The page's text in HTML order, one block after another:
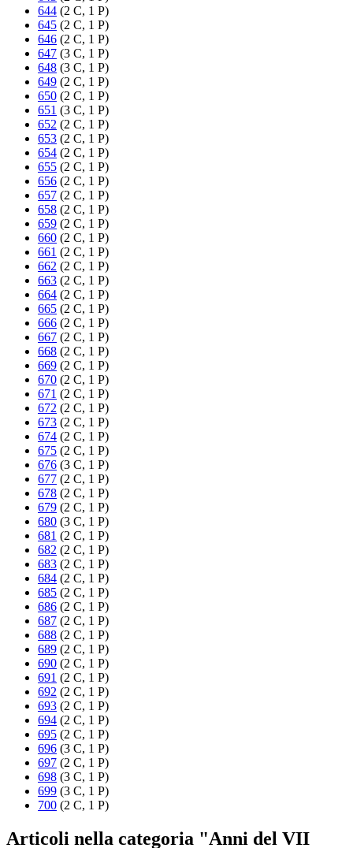
644 (2 C, 1 P)
645 (2 C, 1 P)
646 (2 C, 1 P)
647 (3 C, 1 P)
648 (3 C, 1 P)
649 (2 C, 1 P)
650 (2 C, 1 P)
651 (3 C, 1 P)
652 (2 C, 1 P)
653 (2 C, 1 P)
654 (2 C, 1 P)
655 (2 C, 1 P)
656 (2 C, 1 P)
657 (2 C, 1 P)
658 (2 C, 1 P)
659 (2 C, 1 P)
660 (2 C, 1 P)
661 (2 C, 1 P)
662 (2 C, 1 P)
663 (2 C, 1 P)
664 (2 C, 1 P)
665 (2 C, 1 P)
666 (2 C, 1 P)
667 (2 C, 1 P)
668 (2 C, 1 P)
669 (2 C, 1 P)
670 (2 C, 1 P)
671 (2 C, 1 P)
672 (2 C, 1 P)
673 (2 C, 1 P)
674 (2 C, 1 P)
675 (2 C, 1 P)
676 (3 C, 1 P)
677 (2 C, 1 P)
678 (2 C, 1 P)
679 (2 C, 1 P)
680 (3 C, 1 P)
681 (2 C, 1 P)
682 (2 C, 1 P)
683 (2 C, 1 P)
684 (2 C, 1 P)
685 (2 C, 1 P)
686 (2 C, 1 P)
687 (2 C, 1 P)
688 (2 C, 1 P)
689 (2 C, 1 P)
690 (2 C, 1 P)
691 (2 C, 1 P)
692 (2 C, 1 P)
693 (2 C, 1 P)
694 (2 C, 1 P)
695 (2 C, 1 P)
696 (3 C, 1 P)
697 (2 C, 1 P)
698 (3 C, 1 P)
699 (3 C, 1 P)
700 (2 C, 1 P)
Articoli nella categoria "Anni del VII